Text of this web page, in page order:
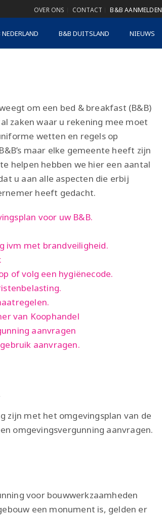
OVER ONS CONTACT B&B AANMELDEN
B&B DUITSLAND NIEUWS
om een bed & breakfast (B&B)
zaken waar u rekening mee moet
wetten en regels op
maar elke gemeente heeft zijn
helpen hebben we hier een aantal
u aan alle aspecten die erbij
heeft gedacht.
voor uw B&B.
ivm met brandveiligheid.
of volg een hygiënecode.
van Koophandel
aanvragen
aanvragen.
zijn met het omgevingsplan van de
omgevingsvergunning aanvragen.
voor bouwwerkzaamheden
een monument is, gelden er